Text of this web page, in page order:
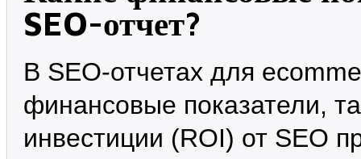
SEO-отчет?
В SEO-отчетах для
финансовые показатели,
инвестиции (ROI) от SEO